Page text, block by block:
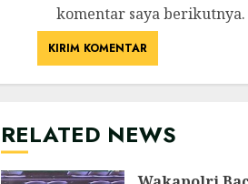
komentar saya berikutnya.
RELATED NEWS